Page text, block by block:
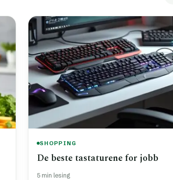
SHOPPING
De beste tastaturene for jobb
5 min lesing